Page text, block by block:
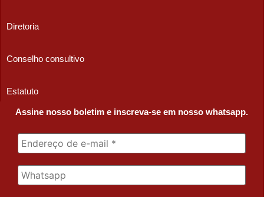
Diretoria
Conselho consultivo
Estatuto
Assine nosso boletim e inscreva-se em nosso whatsapp.